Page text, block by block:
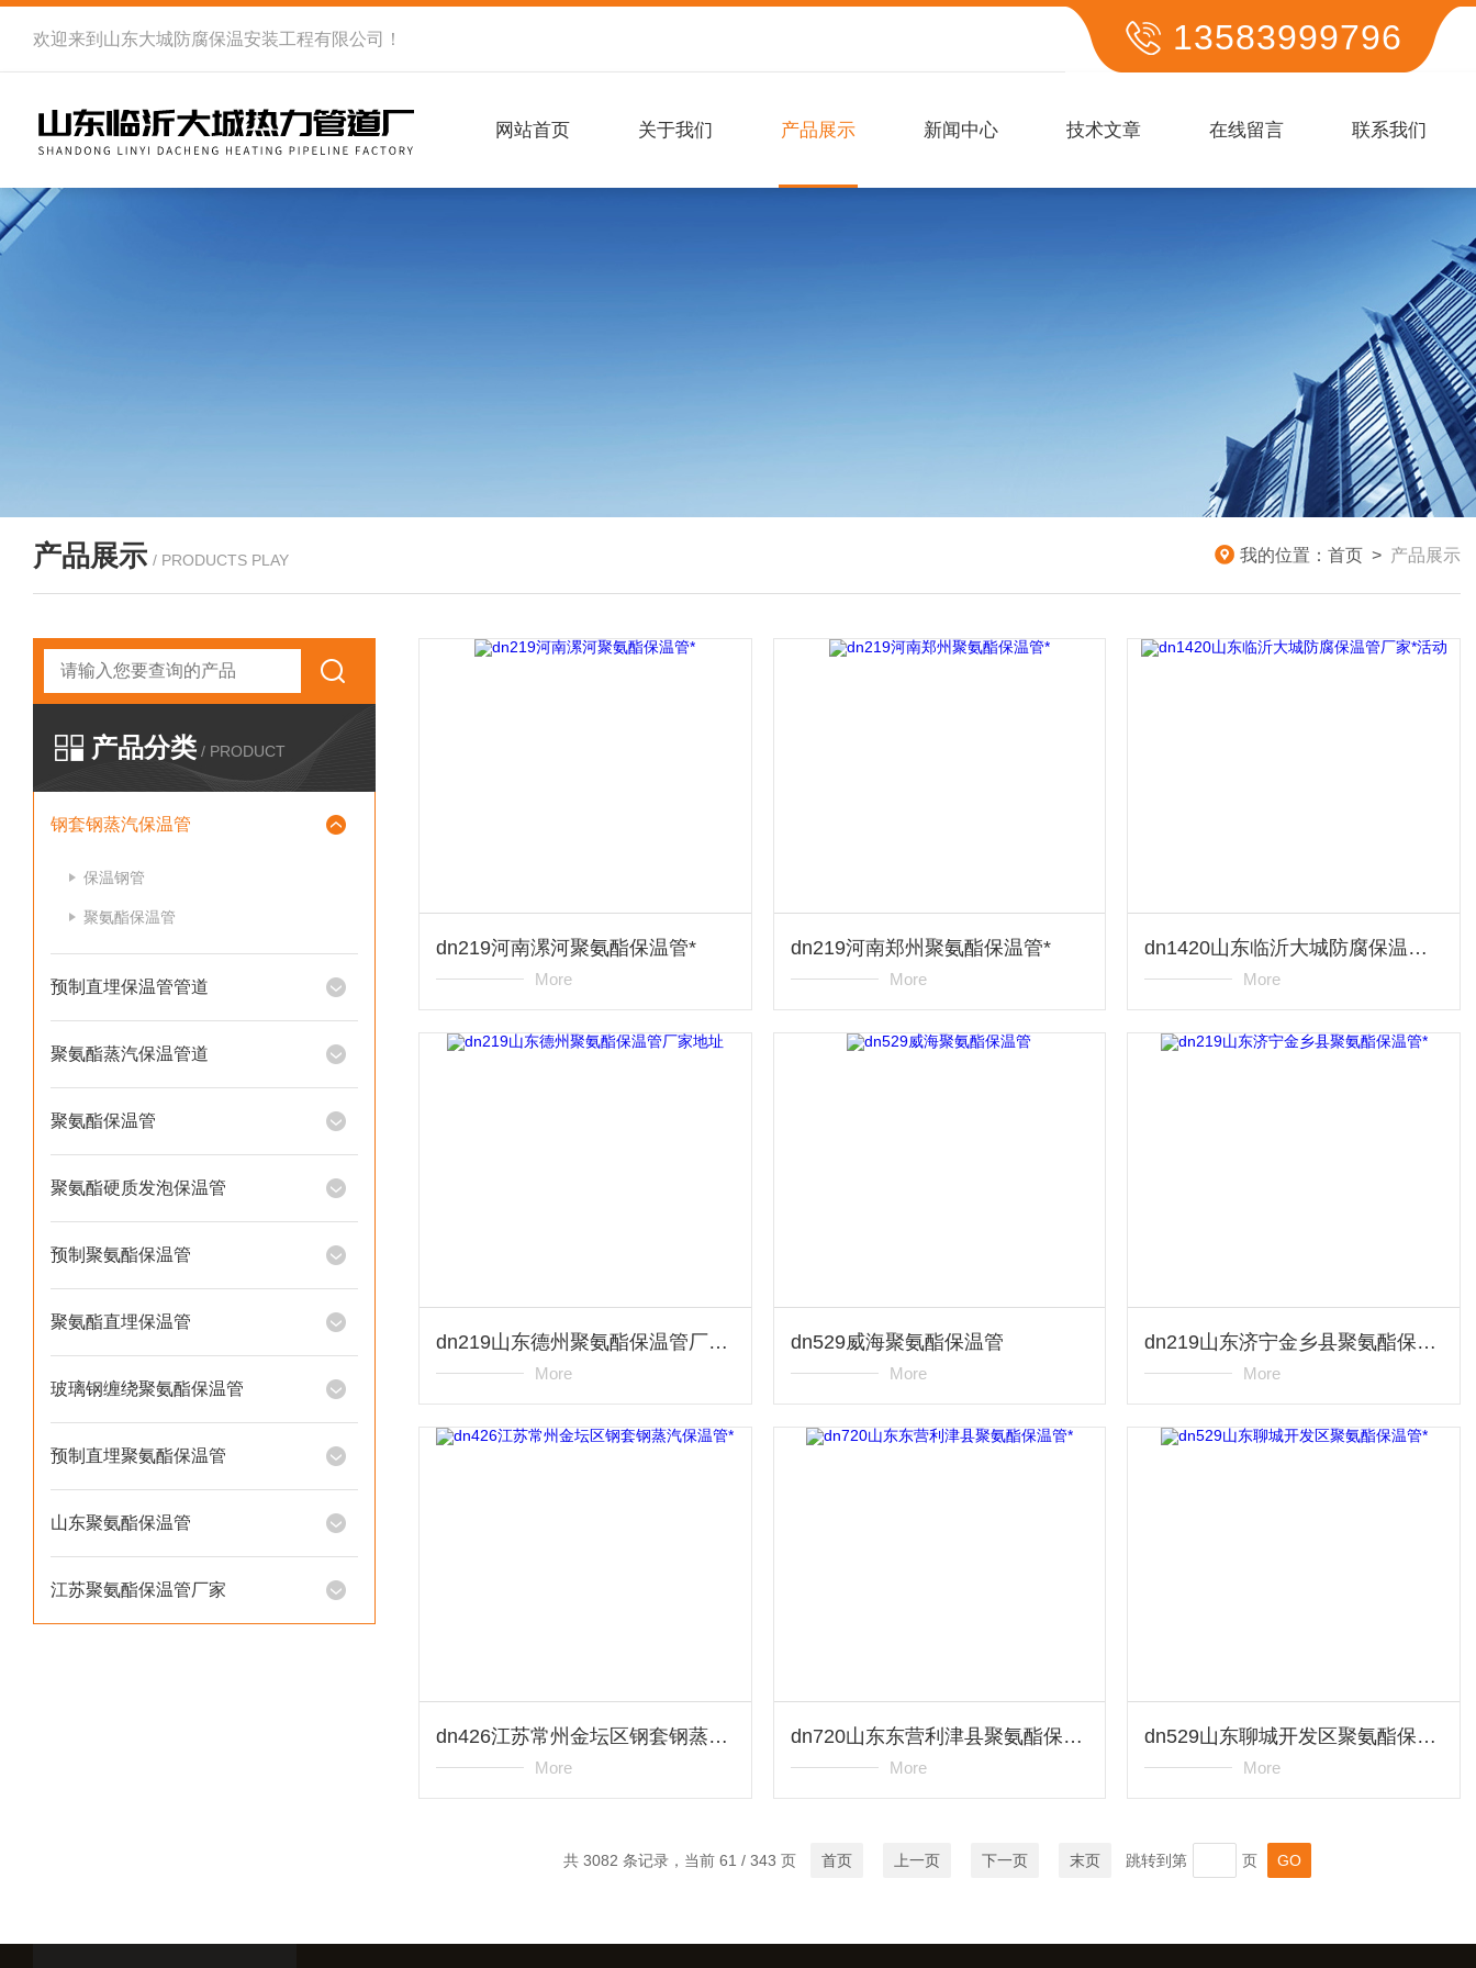
欢迎来到 山东大城防腐保温安装工程有限公司 ！ 13583999796
网站首页 关于我们 产品展示 新闻中心 技术文章 在线留言 联系我们
产品展示 / PRODUCTS PLAY 我的位置： 首页 > 产品展示
产品分类 / PRODUCT
钢套钢蒸汽保温管
保温钢管
聚氨酯保温管
预制直埋保温管管道
聚氨酯蒸汽保温管道
聚氨酯保温管
聚氨酯硬质发泡保温管
预制聚氨酯保温管
聚氨酯直埋保温管
玻璃钢缠绕聚氨酯保温管
预制直埋聚氨酯保温管
山东聚氨酯保温管
江苏聚氨酯保温管厂家
dn219河南漯河聚氨酯保温管*
More
dn219河南郑州聚氨酯保温管*
More
dn1420山东临沂大城防腐保温管厂家*活动
More
dn219山东德州聚氨酯保温管厂家地址
More
dn529威海聚氨酯保温管
More
dn219山东济宁金乡县聚氨酯保温管*
More
dn426江苏常州金坛区钢套钢蒸汽保温管*
More
dn720山东东营利津县聚氨酯保温管*
More
dn529山东聊城开发区聚氨酯保温管*
More
共 3082 条记录，当前 61 / 343 页 首页 上一页 下一页 末页 跳转到第 页